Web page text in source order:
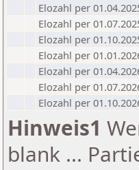
Elozahl per
Elozahl per
Elozahl per
Elozahl per
Elozahl per
Elozahl per
Elozahl per
Hinweis1
blank ...